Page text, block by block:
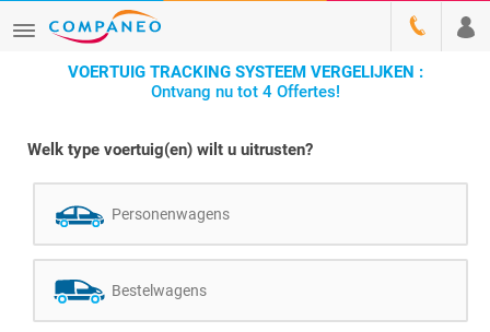
VOERTUIG TRACKING SYSTEEM VERGELIJKEN :
Ontvang nu tot 4 Offertes!
Welk type voertuig(en) wilt u uitrusten?
Personenwagens
Bestelwagens